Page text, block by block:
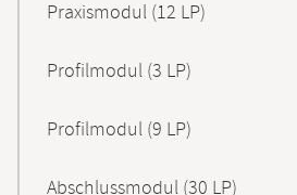
Praxismodul (12 LP)
Profilmodul (3 LP)
Profilmodul (9 LP)
Abschlussmodul (30 LP)